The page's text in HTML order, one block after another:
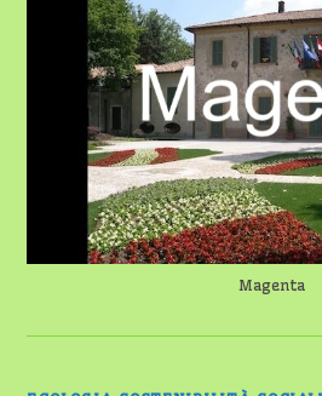
GIOVANI
IN
MOSTRA
A
LA
SAFFA
DI
RIVIVE
A
VILLA
COLOMBO
Magenta